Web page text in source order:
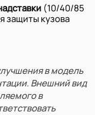
(10/40/85
защиты кузова
в модель
Внешний вид
в